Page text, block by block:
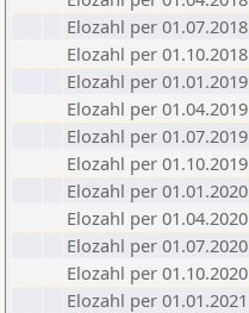
Elozahl per 01.07.2018
Elozahl per 01.10.2018
Elozahl per 01.01.2019
Elozahl per 01.04.2019
Elozahl per 01.07.2019
Elozahl per 01.10.2019
Elozahl per 01.01.2020
Elozahl per 01.04.2020
Elozahl per 01.07.2020
Elozahl per 01.10.2020
Elozahl per 01.01.2021